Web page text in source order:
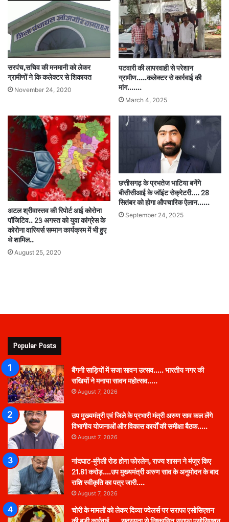
सरपंच,सचिव की मनमानी को लेकर
ग्रामीणों ने कि कलेक्टर से शिकायत
November 24, 2020
पटवारी की लापरवाही से परेशान
ग्रामीण…..कलेक्टर से कार्रवाई की
मांग…….
March 4, 2025
अटल श्रीवास्तव की रिपोर्ट आई कोरोना
पॉजिटिव.. 23 अगस्त को युवा कांग्रेस के
कोरोना वारियर्स सम्मान कार्यक्रम में भी हुए
थे शामिल..
August 25, 2020
छत्तीसगढ़ के प्रभतेज भाटिया बनेंगे
बीसीसीआई के जॉइंट सेक्रेटरी…. 28
सितंबर को होगा औपचारिक ऐलान……
September 24, 2025
Popular Posts
बैंगनी साड़ियों में सजा सावन उत्सव….. भारतीय नगर की
सखियों ने मनाया सावन महोत्सव…..
August 7, 2026
उप मुख्यमंत्री एवं जिले के प्रभारी मंत्री अरुण साव कल लेंगे
विभागीय योजनाओं और विकास कार्यों की समीक्षा बैठक…..
August 7, 2026
नांदघाट-मुंगेली रोड होगा फोरलेन, राज्य शासन ने मंजूर किए
21.81 करोड़….उप मुख्यमंत्री अरुण साव के अनुमोदन के बाद
राशि स्वीकृति का पत्र जारी….
August 7, 2026
चोरी के मामलों को लेकर दिव्या ज्वेलर्स पर सराफा एसोसिएशन